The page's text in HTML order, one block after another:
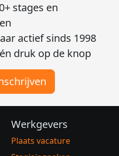
stages en
actief sinds 1998
druk op de knop
Werkgevers
Plaats vacature